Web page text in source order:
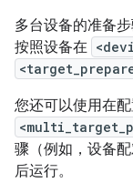
多台设备的准备
按照设备在
您还可以使用在
骤（例如，设备
后运行。